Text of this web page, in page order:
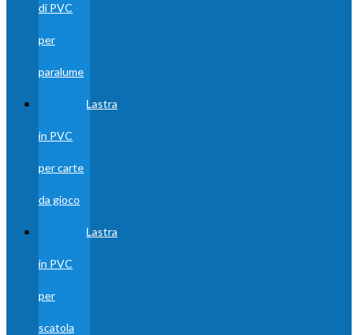
di PVC
per
paralume
Lastra
in PVC
per carte
da gioco
Lastra
in PVC
per
scatola